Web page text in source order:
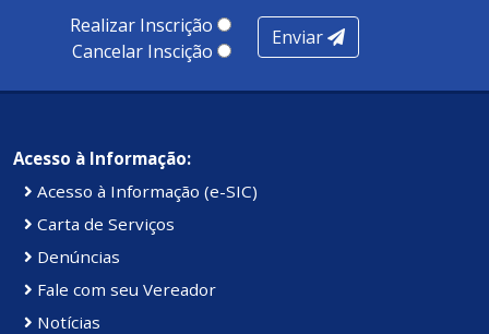
Realizar Inscrição
Cancelar Inscição
Enviar
Acesso à Informação:
Acesso à Informação (e-SIC)
Carta de Serviços
Denúncias
Fale com seu Vereador
Notícias